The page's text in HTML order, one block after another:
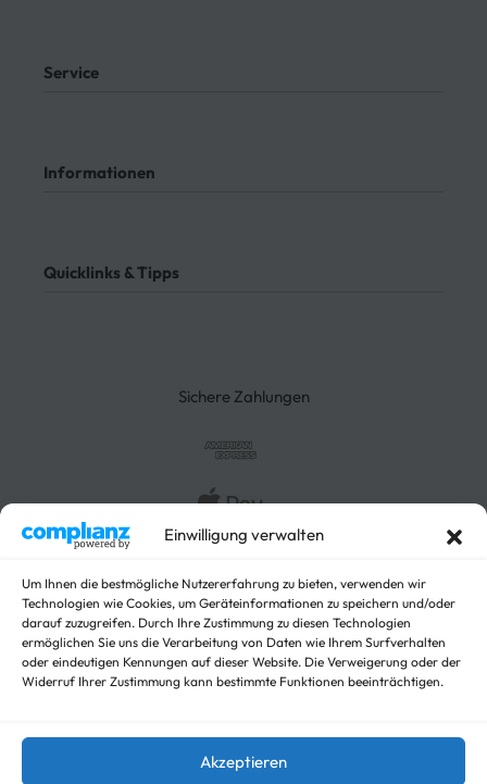
Einwilligung verwalten
Um Ihnen die bestmögliche Nutzererfahrung zu bieten, verwenden wir
Technologien wie Cookies, um Geräteinformationen zu speichern und/oder
darauf zuzugreifen. Durch Ihre Zustimmung zu diesen Technologien
ermöglichen Sie uns die Verarbeitung von Daten wie Ihrem Surfverhalten
oder eindeutigen Kennungen auf dieser Website. Die Verweigerung oder der
Widerruf Ihrer Zustimmung kann bestimmte Funktionen beeinträchtigen.
Akzeptieren
Kontakt
Meine Bestellung verfolgen
Datenschutz
Arbeitsbühnen Anhänger
Autotrailer
Autotrailer geschlossen
Für Fahrzeuge
Hochlader
Kippanhänger Angebote
Kipper
Koffer
Viehanhänger